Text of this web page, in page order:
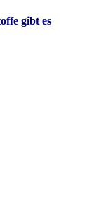
gibt es